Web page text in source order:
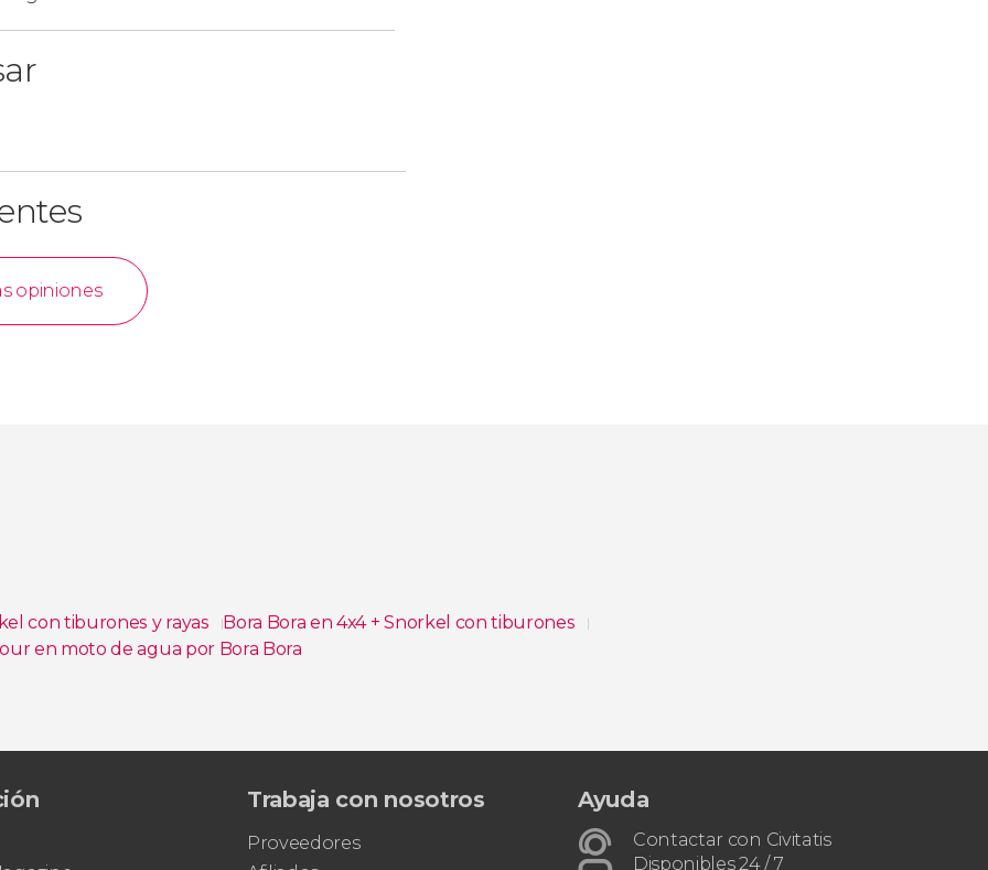
opiniones
con tiburones y rayas
Bora Bora en 4x4 + Snorkel con tiburones
en moto de agua por Bora Bora
Trabaja con nosotros
Proveedores
Ayuda
Contactar con Civitatis
Disponibles 24 / 7